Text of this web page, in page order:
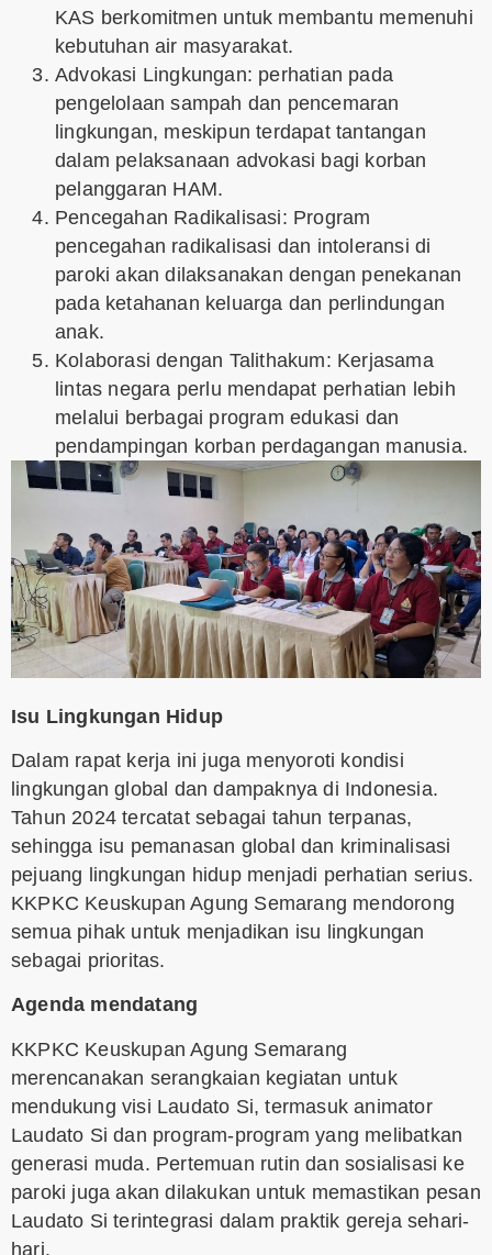
KAS berkomitmen untuk membantu memenuhi
kebutuhan air masyarakat.
Advokasi Lingkungan: perhatian pada
pengelolaan sampah dan pencemaran
lingkungan, meskipun terdapat tantangan
dalam pelaksanaan advokasi bagi korban
pelanggaran HAM.
Pencegahan Radikalisasi: Program
pencegahan radikalisasi dan intoleransi di
paroki akan dilaksanakan dengan penekanan
pada ketahanan keluarga dan perlindungan
anak.
Kolaborasi dengan Talithakum: Kerjasama
lintas negara perlu mendapat perhatian lebih
melalui berbagai program edukasi dan
pendampingan korban perdagangan manusia.
Isu Lingkungan Hidup
Dalam rapat kerja ini juga menyoroti kondisi
lingkungan global dan dampaknya di Indonesia.
Tahun 2024 tercatat sebagai tahun terpanas,
sehingga isu pemanasan global dan kriminalisasi
pejuang lingkungan hidup menjadi perhatian serius.
KKPKC Keuskupan Agung Semarang mendorong
semua pihak untuk menjadikan isu lingkungan
sebagai prioritas.
Agenda mendatang
KKPKC Keuskupan Agung Semarang
merencanakan serangkaian kegiatan untuk
mendukung visi Laudato Si, termasuk animator
Laudato Si dan program-program yang melibatkan
generasi muda. Pertemuan rutin dan sosialisasi ke
paroki juga akan dilakukan untuk memastikan pesan
Laudato Si terintegrasi dalam praktik gereja sehari-
hari.